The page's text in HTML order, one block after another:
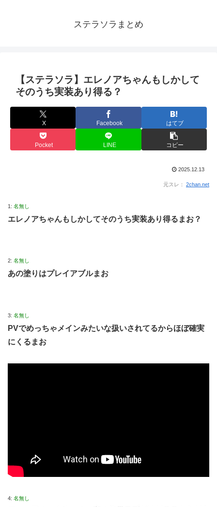
ステラソラまとめ
【ステラソラ】エレノアちゃんもしかして
そのうち実装あり得る？
X Facebook はてブ
Pocket LINE コピー
2025.12.13
元スレ： 2chan.net
1: 名無し
エレノアちゃんもしかしてそのうち実装あり得るまお？
2: 名無し
あの塗りはプレイアブルまお
3: 名無し
PVでめっちゃメインみたいな扱いされてるからほぼ確実
にくるまお
4: 名無し